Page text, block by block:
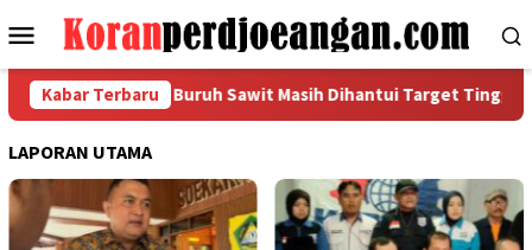
ke
Menu
Mobile
Kabar Terbaru
FSPMI Sumut: Buruh Sawit Masih Dihantui Target Tinggi dan
LAPORAN UTAMA